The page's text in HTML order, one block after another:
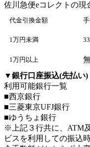
佐川急便eコレクト の現
代金引換金額
1万円未満
1万円以上
▼銀行口座振込(先払い)
利用可能銀行一覧
■西京銀行
■三菱東京UFJ銀行
■ゆうちょ銀行
※上記３行共に、ATM
ビスを利用しての振込